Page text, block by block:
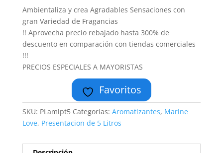
Ambientaliza y crea Agradables Sensaciones con
gran Variedad de Fragancias
!! Aprovecha precio rebajado hasta 300% de
descuento en comparación con tiendas comerciales
!!!
PRECIOS ESPECIALES A MAYORISTAS
Favoritos
SKU: PLamlpt5 Categorías: Aromatizantes, Marine
Love, Presentacion de 5 Litros